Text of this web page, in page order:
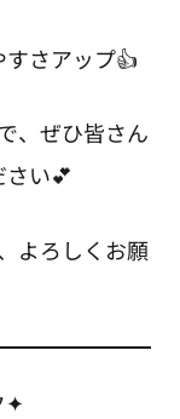
さアップ👍
、ぜひ皆さん
い💕
よろしくお願
✦